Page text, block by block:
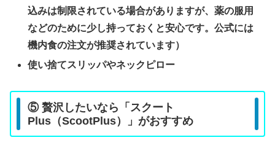
込みは制限されている場合がありますが、薬の服用
などのために少し持っておくと安心です。公式には
機内食の注文が推奨されています）
使い捨てスリッパやネックピロー
⑤ 贅沢したいなら「スクート
Plus（ScootPlus）」がおすすめ